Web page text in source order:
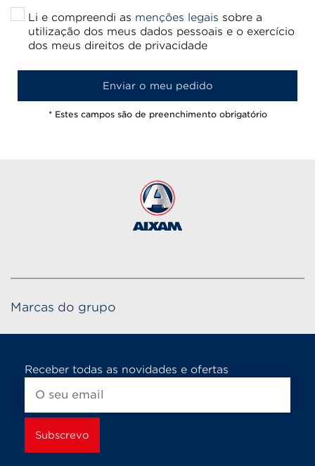
Li e compreendi as menções legais sobre a
utilização dos meus dados pessoais e o exercício
dos meus direitos de privacidade
* Estes campos são de preenchimento obrigatório
Marcas do grupo
Receber todas as novidades e ofertas